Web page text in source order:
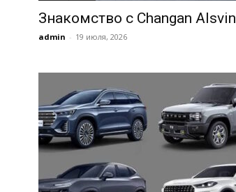
Знакомство с Changan Alsvin
admin - 19 июля, 2026